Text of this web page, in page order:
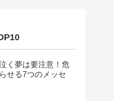
く夢は要注意！危
せる7つのメッセ